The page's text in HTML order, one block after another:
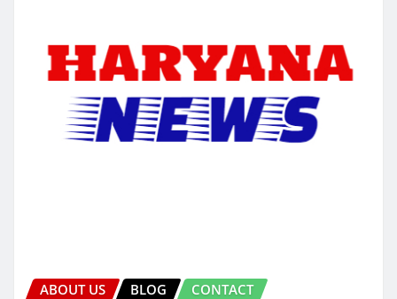
ABOUT US BLOG
CONTACT